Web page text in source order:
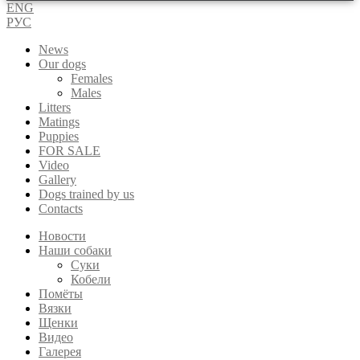
ENG
РУС
News
Our dogs
Females
Males
Litters
Matings
Puppies
FOR SALE
Video
Gallery
Dogs trained by us
Contacts
Новости
Наши собаки
Суки
Кобели
Помёты
Вязки
Щенки
Видео
Галерея